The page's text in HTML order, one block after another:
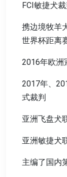
FCI敏捷犬
携边境牧羊
世界杯距离
2016年欧洲
2017年、
式裁判
亚洲飞盘犬
亚洲敏捷犬
主编了国内